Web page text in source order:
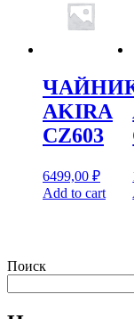
AKIRA
CZ603
6499,00 ₽
Add to cart
Поиск